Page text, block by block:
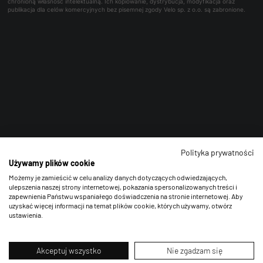
publikacja dla celów komercyjnych bez pisemnej zgody Velo sp. z o.o. są zabronione.
Polityka prywatności
Używamy plików cookie
Możemy je zamieścić w celu analizy danych dotyczących odwiedzających,
ulepszenia naszej strony internetowej, pokazania spersonalizowanych treści i
zapewnienia Państwu wspaniałego doświadczenia na stronie internetowej. Aby
uzyskać więcej informacji na temat plików cookie, których używamy, otwórz
ustawienia.
Akceptuj wszystko Nie zgadzam się